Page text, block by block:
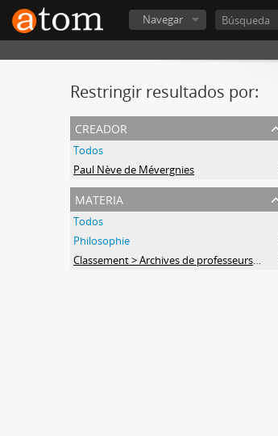
Navegar
Restringir resultados por:
creador
Todos
Paul Nève de Mévergnies
materia
Todos
Philosophie
Classement > Archives de professeurs et chercheurs